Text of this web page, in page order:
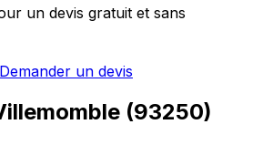
un devis gratuit et sans
Demander un devis
(93250)